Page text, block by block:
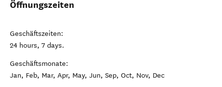
Öffnungszeiten
Geschäftszeiten:
24 hours, 7 days.
Geschäftsmonate:
Jan, Feb, Mar, Apr, May, Jun, Sep, Oct, Nov, Dec